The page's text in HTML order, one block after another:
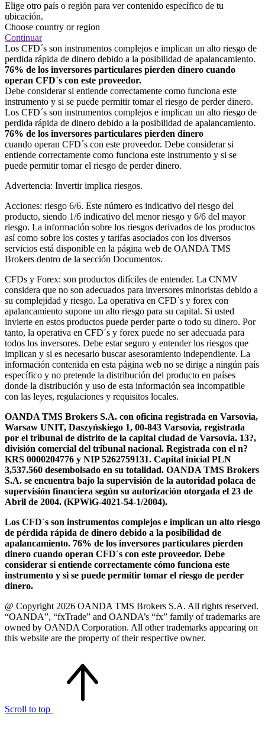
Elige otro país o región para ver contenido específico de tu
ubicación.
Choose country or region
Continuar
Los CFD´s son instrumentos complejos e implican un alto riesgo de
perdida rápida de dinero debido a la posibilidad de apalancamiento.
76% de los inversores particulares pierden dinero cuando
operan CFD´s con este proveedor.
Debe considerar si entiende correctamente como funciona este
instrumento y si se puede permitir tomar el riesgo de perder dinero.
Los CFD´s son instrumentos complejos e implican un alto riesgo de
perdida rápida de dinero debido a la posibilidad de apalancamiento.
76% de los inversores particulares pierden dinero
cuando operan CFD´s con este proveedor. Debe considerar si
entiende correctamente como funciona este instrumento y si se
puede permitir tomar el riesgo de perder dinero.
Advertencia: Invertir implica riesgos.
Acciones: riesgo 6/6. Este número es indicativo del riesgo del
producto, siendo 1/6 indicativo del menor riesgo y 6/6 del mayor
riesgo. La información sobre los riesgos derivados de los productos
así como sobre los costes y tarifas asociados con los diversos
servicios está disponible en la página web de OANDA TMS
Brokers dentro de la sección Documentos.
CFDs y Forex: son productos difíciles de entender. La CNMV
considera que no son adecuados para inversores minoristas debido a
su complejidad y riesgo. La operativa en CFD´s y forex con
apalancamiento supone un alto riesgo para su capital. Si usted
invierte en estos productos puede perder parte o todo su dinero. Por
tanto, la operativa en CFD´s y forex puede no ser adecuada para
todos los inversores. Debe estar seguro y entender los riesgos que
implican y si es necesario buscar asesoramiento independiente. La
información contenida en esta página web no se dirige a ningún país
específico y no pretende la distribución del producto en países
donde la distribución y uso de esta información sea incompatible
con las leyes, regulaciones y requisitos locales.
OANDA TMS Brokers S.A. con oficina registrada en Varsovia,
Warsaw UNIT, Daszyńskiego 1, 00-843 Varsovia, registrada
por el tribunal de distrito de la capital ciudad de Varsovia. 13?,
división comercial del tribunal nacional. Registrada con el n?
KRS 0000204776 y NIP 5262759131. Capital inicial PLN
3,537.560 desembolsado en su totalidad. OANDA TMS Brokers
S.A. se encuentra bajo la supervisión de la autoridad polaca de
supervisión financiera según su autorización otorgada el 23 de
Abril de 2004. (KPWiG-4021-54-1/2004).
Los CFD´s son instrumentos complejos e implican un alto riesgo
de pérdida rápida de dinero debido a la posibilidad de
apalancamiento. 76% de los inversores particulares pierden
dinero cuando operan CFD´s con este proveedor. Debe
considerar si entiende correctamente cómo funciona este
instrumento y si se puede permitir tomar el riesgo de perder
dinero.
@ Copyright 2026 OANDA TMS Brokers S.A. All rights reserved.
“OANDA”, “fxTrade” and OANDA’s “fx” family of trademarks are
owned by OANDA Corporation. All other trademarks appearing on
this website are the property of their respective owner.
Scroll to top